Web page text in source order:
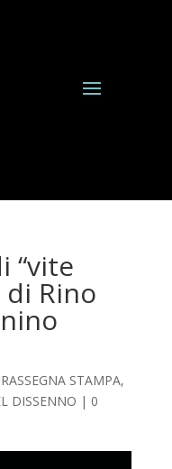
“vite
di Rino
RASSEGNA STAMPA,
DISSENNO | 0